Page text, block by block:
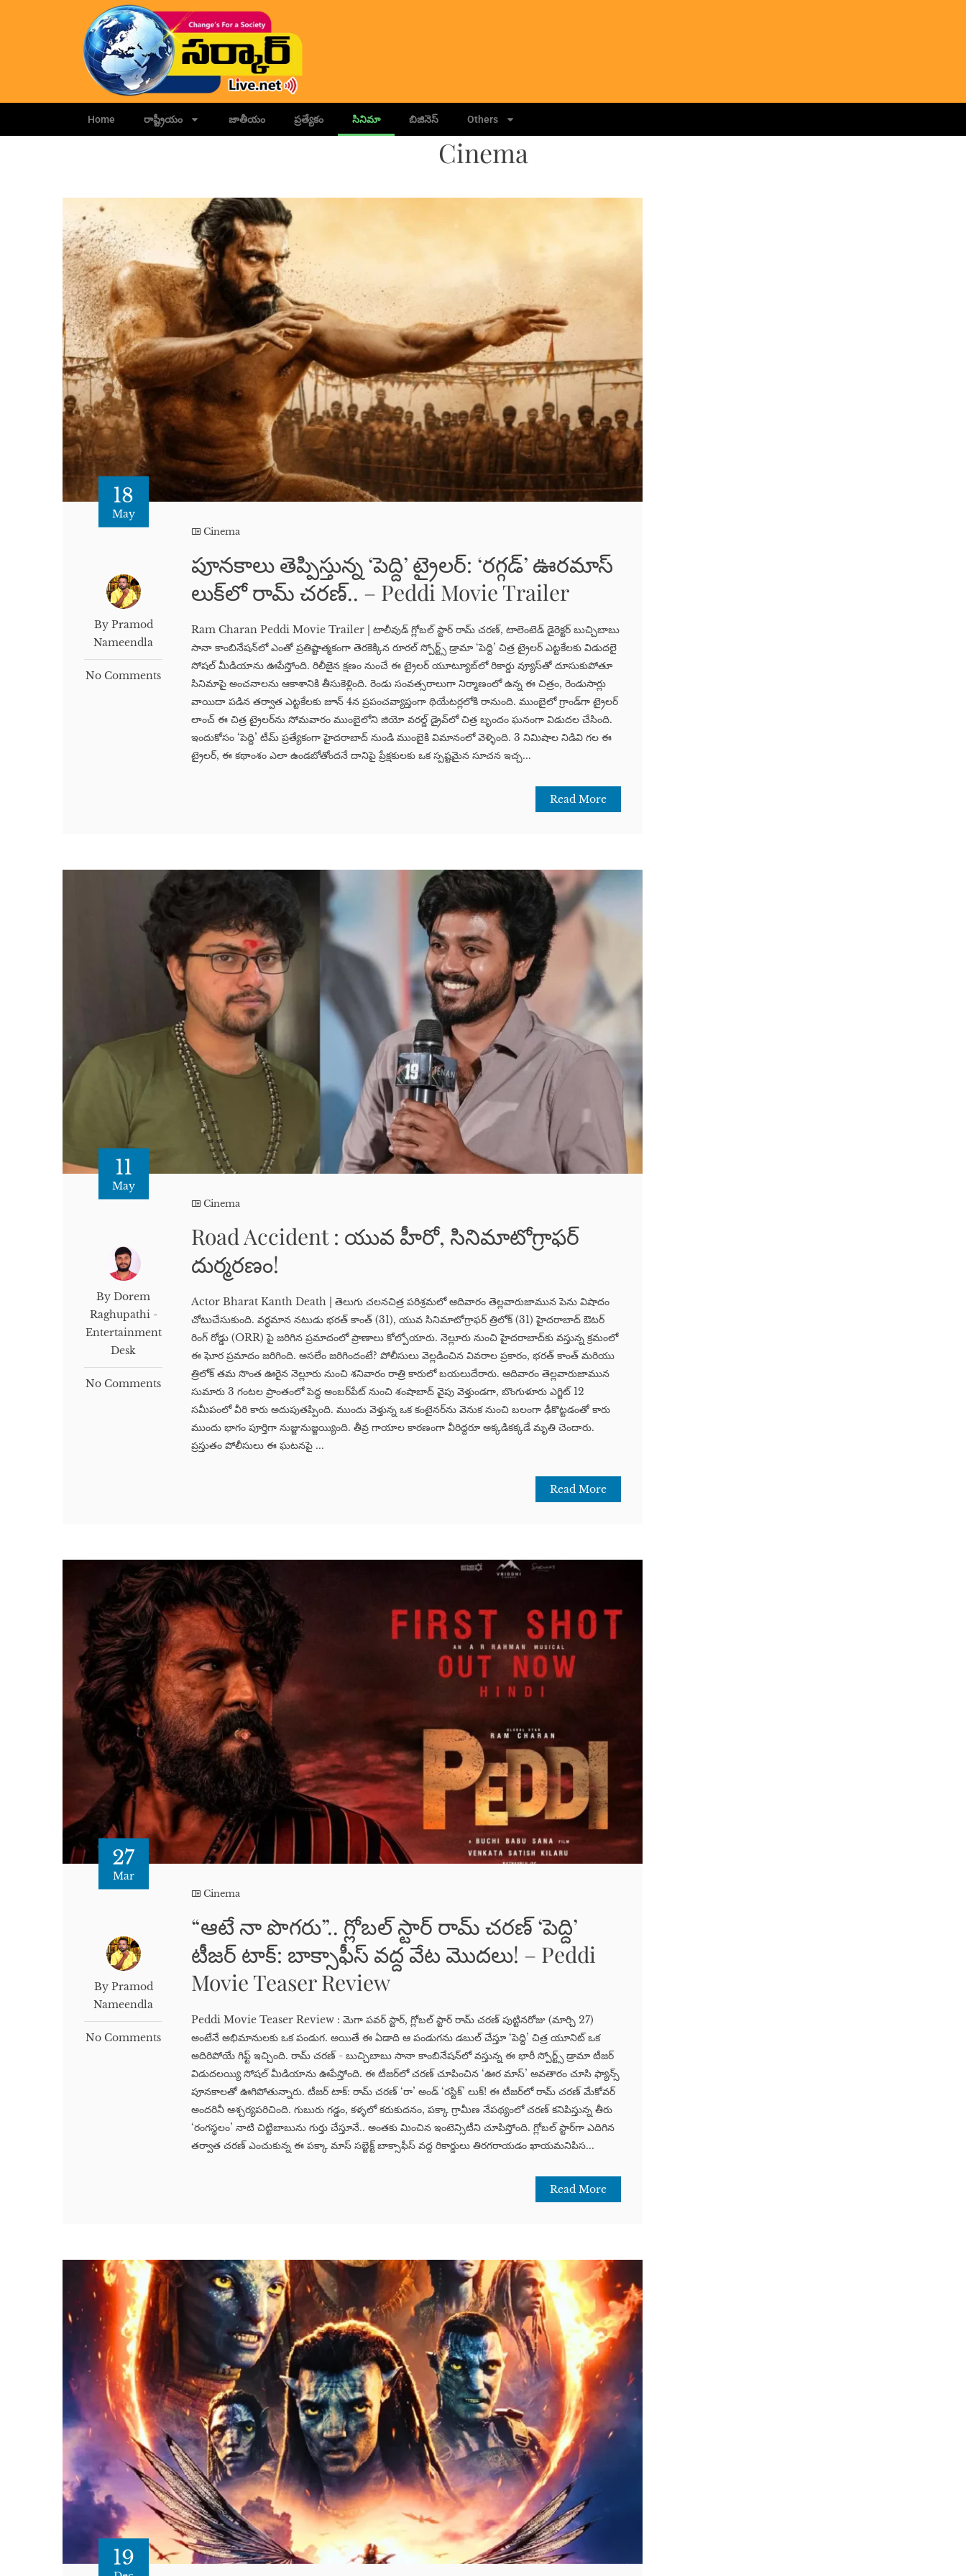
Home రాష్ట్రీయం జాతీయం ప్రత్యేకం సినిమా బిజినెస్ Others
Cinema
18
May
By Pramod
Nameendla
No Comments
Cinema
పూనకాలు తెప్పిస్తున్న ‘పెద్ది’ ట్రైలర్: ‘రగ్గడ్’ ఊరమాస్
లుక్‌లో రామ్ చరణ్.. – Peddi Movie Trailer
Ram Charan Peddi Movie Trailer | టాలీవుడ్ గ్లోబల్ స్టార్ రామ్ చరణ్, టాలెంటెడ్ డైరెక్టర్ బుచ్చిబాబు
సానా కాంబినేషన్‌లో ఎంతో ప్రతిష్టాత్మకంగా తెరకెక్కిన రూరల్ స్పోర్ట్స్ డ్రామా ‘పెద్ది’ చిత్ర ట్రైలర్ ఎట్టకేలకు విడుదలై
సోషల్ మీడియాను ఊపేస్తోంది. రిలీజైన క్షణం నుంచే ఈ ట్రైలర్ యూట్యూబ్‌లో రికార్డు వ్యూస్‌తో దూసుకుపోతూ
సినిమాపై అంచనాలను ఆకాశానికి తీసుకెళ్లింది. రెండు సంవత్సరాలుగా నిర్మాణంలో ఉన్న ఈ చిత్రం, రెండుసార్లు
వాయిదా పడిన తర్వాత ఎట్టకేలకు జూన్ 4న ప్రపంచవ్యాప్తంగా థియేటర్లలోకి రానుంది. ముంబైలో గ్రాండ్‌గా ట్రైలర్
లాంచ్ ఈ చిత్ర ట్రైలర్‌ను సోమవారం ముంబైలోని జియో వరల్డ్ డ్రైవ్‌లో చిత్ర బృందం ఘనంగా విడుదల చేసింది.
ఇందుకోసం ‘పెద్ది’ టీమ్ ప్రత్యేకంగా హైదరాబాద్ నుండి ముంబైకి విమానంలో వెళ్ళింది. 3 నిమిషాల నిడివి గల ఈ
ట్రైలర్, ఈ కథాంశం ఎలా ఉండబోతోందనే దానిపై ప్రేక్షకులకు ఒక స్పష్టమైన సూచన ఇచ్చ...
Read More
11
May
By Dorem
Raghupathi -
Entertainment
Desk
No Comments
Cinema
Road Accident : యువ హీరో, సినిమాటోగ్రాఫర్
దుర్మరణం!
Actor Bharat Kanth Death | తెలుగు చలనచిత్ర పరిశ్రమలో ఆదివారం తెల్లవారుజామున పెను విషాదం
చోటుచేసుకుంది. వర్ధమాన నటుడు భరత్ కాంత్ (31), యువ సినిమాటోగ్రాఫర్ త్రిలోక్ (31) హైదరాబాద్ ఔటర్
రింగ్ రోడ్డు (ORR) పై జరిగిన ప్రమాదంలో ప్రాణాలు కోల్పోయారు. నెల్లూరు నుంచి హైదరాబాద్‌కు వస్తున్న క్రమంలో
ఈ ఘోర ప్రమాదం జరిగింది. అసలేం జరిగిందంటే? పోలీసులు వెల్లడించిన వివరాల ప్రకారం, భరత్ కాంత్ మరియు
త్రిలోక్ తమ సొంత ఊరైన నెల్లూరు నుంచి శనివారం రాత్రి కారులో బయలుదేరారు. ఆదివారం తెల్లవారుజామున
సుమారు 3 గంటల ప్రాంతంలో పెద్ద అంబర్‌పేట్ నుంచి శంషాబాద్ వైపు వెళ్తుండగా, బొంగుళూరు ఎగ్జిట్ 12
సమీపంలో వీరి కారు అదుపుతప్పింది. ముందు వెళ్తున్న ఒక కంటైనర్‌ను వెనుక నుంచి బలంగా ఢీకొట్టడంతో కారు
ముందు భాగం పూర్తిగా నుజ్జునుజ్జయ్యింది. తీవ్ర గాయాల కారణంగా వీరిద్దరూ అక్కడికక్కడే మృతి చెందారు.
ప్రస్తుతం పోలీసులు ఈ ఘటనపై ...
Read More
27
Mar
By Pramod
Nameendla
No Comments
Cinema
“ఆటే నా పొగరు”.. గ్లోబల్ స్టార్ రామ్ చరణ్ ‘పెద్ది’
టీజర్ టాక్: బాక్సాఫీస్ వద్ద వేట మొదలు! – Peddi
Movie Teaser Review
Peddi Movie Teaser Review : మెగా పవర్ స్టార్, గ్లోబల్ స్టార్ రామ్ చరణ్ పుట్టినరోజు (మార్చి 27)
అంటేనే అభిమానులకు ఒక పండుగ. అయితే ఈ ఏడాది ఆ పండుగను డబుల్ చేస్తూ ‘పెద్ది’ చిత్ర యూనిట్ ఒక
అదిరిపోయే గిఫ్ట్ ఇచ్చింది. రామ్ చరణ్ - బుచ్చిబాబు సానా కాంబినేషన్‌లో వస్తున్న ఈ భారీ స్పోర్ట్స్ డ్రామా టీజర్
విడుదలయ్యి సోషల్ మీడియాను ఊపేస్తోంది. ఈ టీజర్‌లో చరణ్ చూపించిన ‘ఊర మాస్’ అవతారం చూసి ఫ్యాన్స్
పూనకాలతో ఊగిపోతున్నారు. టీజర్ టాక్: రామ్ చరణ్ ‘రా’ అండ్ ‘రస్టిక్’ లుక్! ఈ టీజర్‌లో రామ్ చరణ్ మేకోవర్
అందరినీ ఆశ్చర్యపరిచింది. గుబురు గడ్డం, కళ్ళలో కరుకుదనం, పక్కా గ్రామీణ నేపథ్యంలో చరణ్ కనిపిస్తున్న తీరు
‘రంగస్థలం’ నాటి చిట్టిబాబును గుర్తు చేస్తూనే.. అంతకు మించిన ఇంటెన్సిటీని చూపిస్తోంది. గ్లోబల్ స్టార్‌గా ఎదిగిన
తర్వాత చరణ్ ఎంచుకున్న ఈ పక్కా మాస్ సబ్జెక్ట్ బాక్సాఫీస్ వద్ద రికార్డులు తిరగరాయడం ఖాయమనిపిస...
Read More
19